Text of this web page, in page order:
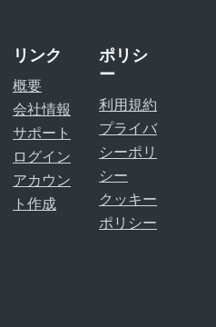
リンク
概要
会社情報
サポート
ログイン
アカウン
ト作成
ポリシ
ー
利用規約
プライバ
シーポリ
シー
クッキー
ポリシー